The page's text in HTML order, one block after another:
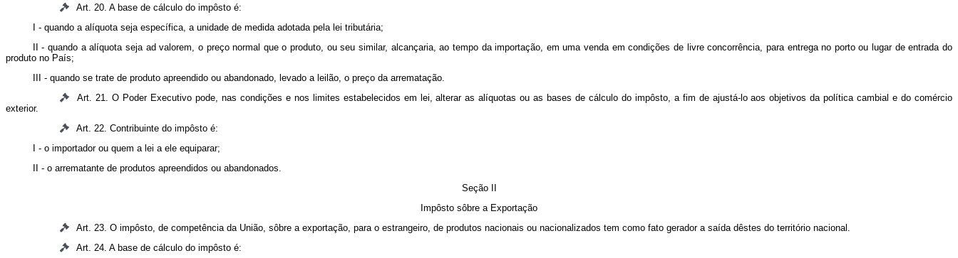
Art. 20. A base de cálculo do impôsto é:
I - quando a alíquota seja específica, a unidade de medida adotada pela lei tributária;
II - quando a alíquota seja ad valorem, o preço normal que o produto, ou seu similar, alcançaria, ao tempo da importação, em uma venda em condições de livre concorrência, para entrega no porto ou lugar de entrada do
produto no País;
III - quando se trate de produto apreendido ou abandonado, levado a leilão, o preço da arrematação.
Art. 21. O Poder Executivo pode, nas condições e nos limites estabelecidos em lei, alterar as alíquotas ou as bases de cálculo do impôsto, a fim de ajustá-lo aos objetivos da política cambial e do comércio
exterior.
Art. 22. Contribuinte do impôsto é:
I - o importador ou quem a lei a ele equiparar;
II - o arrematante de produtos apreendidos ou abandonados.
Seção II
Impôsto sôbre a Exportação
Art. 23. O impôsto, de competência da União, sôbre a exportação, para o estrangeiro, de produtos nacionais ou nacionalizados tem como fato gerador a saída dêstes do território nacional.
Art. 24. A base de cálculo do impôsto é: